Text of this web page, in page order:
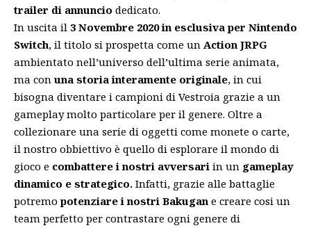
trailer di annuncio dedicato.
In uscita il 3 Novembre 2020 in esclusiva per Nintendo
Switch, il titolo si prospetta come un Action JRPG
ambientato nell’universo dell’ultima serie animata,
ma con una storia interamente originale, in cui
bisogna diventare i campioni di Vestroia grazie a un
gameplay molto particolare per il genere. Oltre a
collezionare una serie di oggetti come monete o carte,
il nostro obbiettivo è quello di esplorare il mondo di
gioco e combattere i nostri avversari in un gameplay
dinamico e strategico. Infatti, grazie alle battaglie
potremo potenziare i nostri Bakugan e creare cosi un
team perfetto per contrastare ogni genere di